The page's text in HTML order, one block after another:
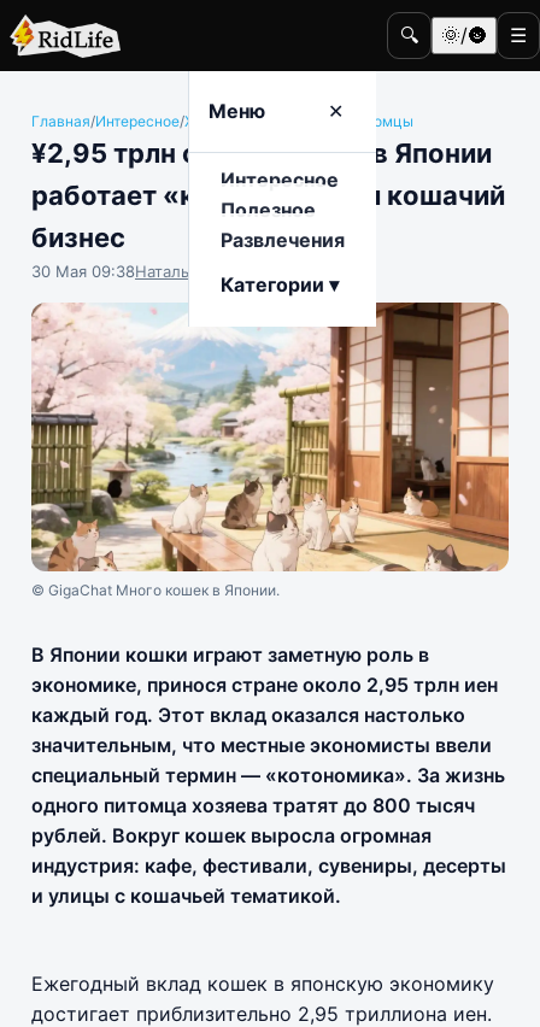
🔍 🌞/🌚 ☰
Меню ✕
Интересное
Полезное
Развлечения
Категории ▾
Главная/Интересное/Животные и домашние питомцы
¥2,95 трлн от кошек: как в Японии
работает «котономика» и кошачий
бизнес
30 Мая 09:38Наталья Герасимова
© GigaChat Много кошек в Японии.
В Японии кошки играют заметную роль в
экономике, принося стране около 2,95 трлн иен
каждый год. Этот вклад оказался настолько
значительным, что местные экономисты ввели
специальный термин — «котономика». За жизнь
одного питомца хозяева тратят до 800 тысяч
рублей. Вокруг кошек выросла огромная
индустрия: кафе, фестивали, сувениры, десерты
и улицы с кошачьей тематикой.
Ежегодный вклад кошек в японскую экономику
достигает приблизительно 2,95 триллиона иен.